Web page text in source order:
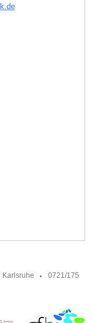
.de
Karlsruhe
0721/175